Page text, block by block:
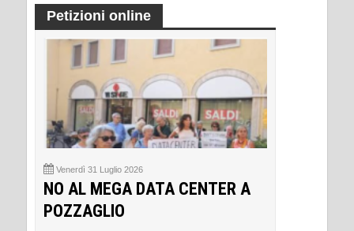
Petizioni online
Venerdì 31 Luglio 2026
NO AL MEGA DATA CENTER A
POZZAGLIO